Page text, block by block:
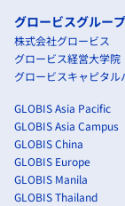
グロービスグループ
株式会社グロービス
グロービス経営大学院
グロービスキャピタ
GLOBIS Asia Pacific
GLOBIS Asia Campus
GLOBIS China
GLOBIS Europe
GLOBIS Manila
GLOBIS Thailand